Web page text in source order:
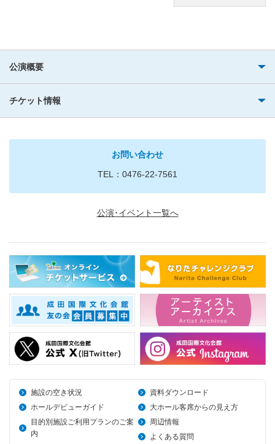
公演概要
チケット情報
お問い合わせ
TEL：0476-22-7561
公演･イベント一覧へ
施設の空き状況
資料ダウンロード
ホールデビューガイド
大ホール客席からの見え方
目的別施設ご利用プランのご案
内
周辺情報
よくある質問